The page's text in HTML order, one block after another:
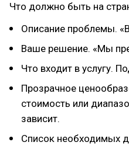
Что должно быть на
Описание проблемы.
Ваше решение. «Мы
Что входит в услугу.
Прозрачное
стоимость или
зависит.
Список необходимых